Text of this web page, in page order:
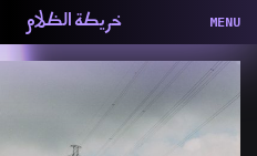
خريطة الظلام MENU
ماهيتنا
الخريطة
السلسة